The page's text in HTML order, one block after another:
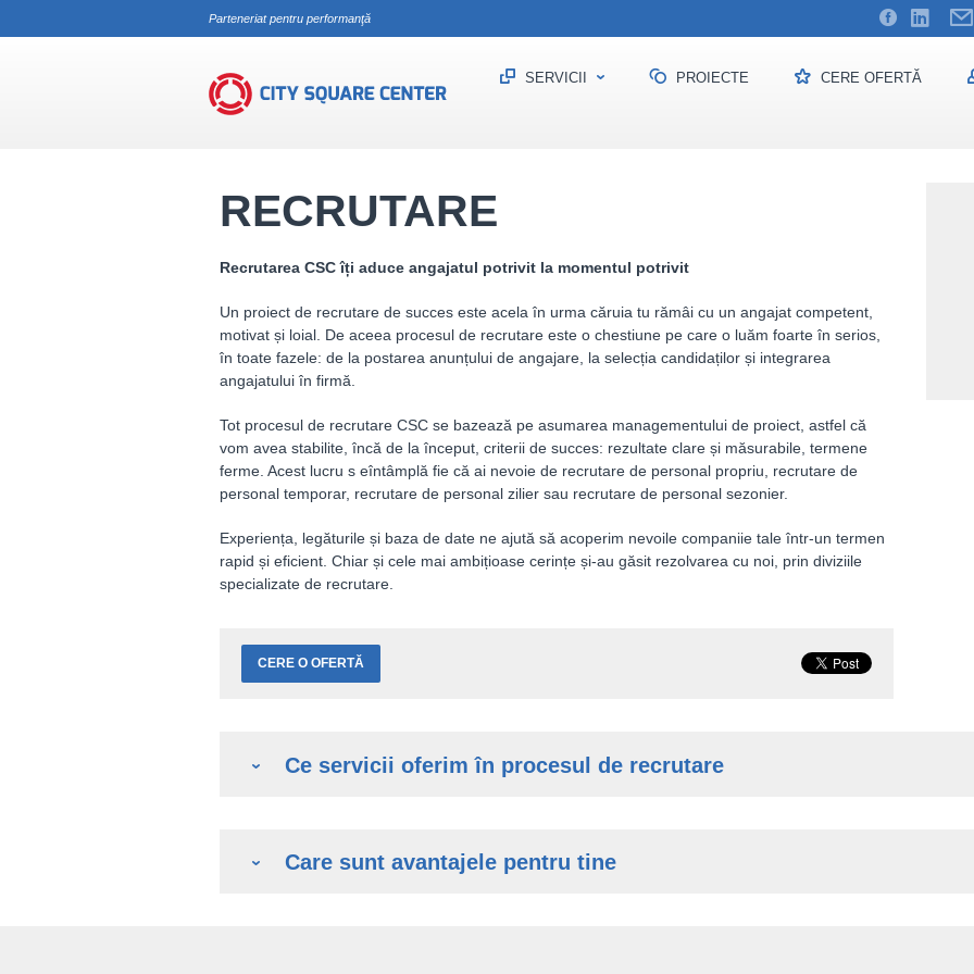
Parteneriat pentru performanţă
SERVICII PROIECTE CERE OFERTĂ
RECRUTARE
Recrutarea CSC îți aduce angajatul potrivit la momentul potrivit
Un proiect de recrutare de succes este acela în urma căruia tu rămâi cu un angajat competent,
motivat și loial. De aceea procesul de recrutare este o chestiune pe care o luăm foarte în serios,
în toate fazele: de la postarea anunțului de angajare, la selecția candidaților și integrarea
angajatului în firmă.
Tot procesul de recrutare CSC se bazează pe asumarea managementului de proiect, astfel că
vom avea stabilite, încă de la început, criterii de succes: rezultate clare și măsurabile, termene
ferme. Acest lucru s eîntâmplă fie că ai nevoie de recrutare de personal propriu, recrutare de
personal temporar, recrutare de personal zilier sau recrutare de personal sezonier.
Experiența, legăturile și baza de date ne ajută să acoperim nevoile companiie tale într-un termen
rapid și eficient. Chiar și cele mai ambițioase cerințe și-au găsit rezolvarea cu noi, prin diviziile
specializate de recrutare.
CERE O OFERTĂ
Ce servicii oferim în procesul de recrutare
Care sunt avantajele pentru tine